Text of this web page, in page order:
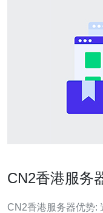
CN2香港服务
CN2香港服务器优势: